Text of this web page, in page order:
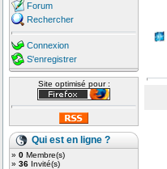
Forum
Rechercher
Connexion
S'enregistrer
Site optimisé pour :
Qui est en ligne ?
» 0 Membre(s)
» 36 Invité(s)